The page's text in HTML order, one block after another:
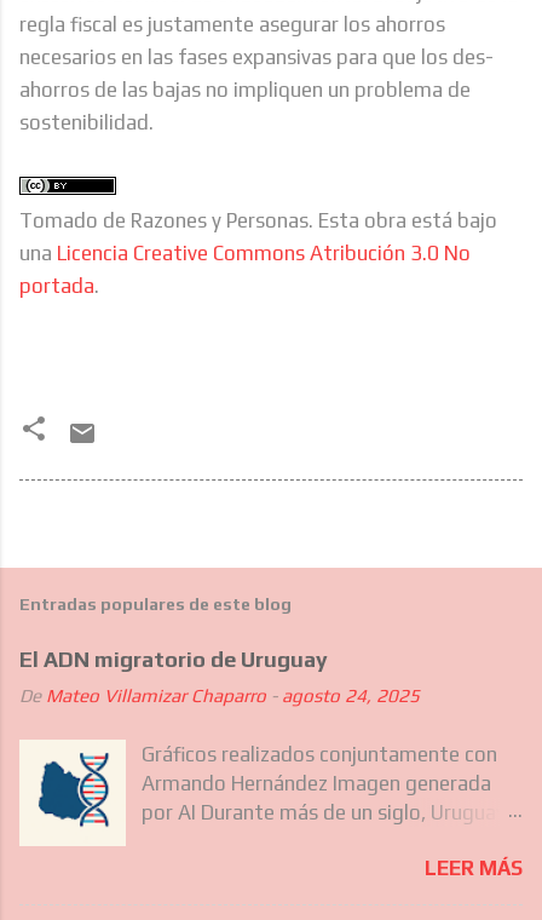
regla fiscal es justamente asegurar los ahorros
necesarios en las fases expansivas para que los des-
ahorros de las bajas no impliquen un problema de
sostenibilidad.
Tomado de Razones y Personas. Esta obra está bajo
una Licencia Creative Commons Atribución 3.0 No
portada.
Entradas populares de este blog
El ADN migratorio de Uruguay
De Mateo Villamizar Chaparro - agosto 24, 2025
Gráficos realizados conjuntamente con
Armando Hernández Imagen generada
por AI Durante más de un siglo, Uruguay
migratorias que no solo incluyeron a los
europeos que forjaron gran parte de su
LEER MÁS